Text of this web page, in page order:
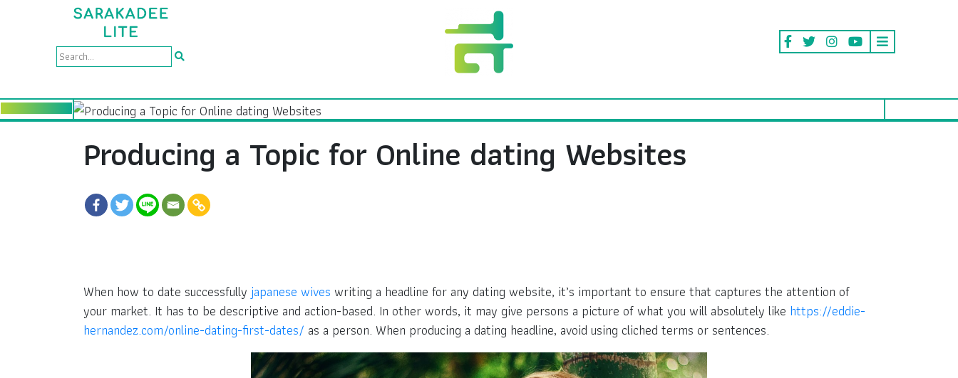
Producing a Topic for Online dating Websites
When how to date successfully japanese wives writing a headline for any dating website, it’s important to ensure that captures the attention of
your market. It has to be descriptive and action-based. In other words, it may give persons a picture of what you will absolutely like https://eddie-
hernandez.com/online-dating-first-dates/ as a person. When producing a dating headline, avoid using cliched terms or sentences.